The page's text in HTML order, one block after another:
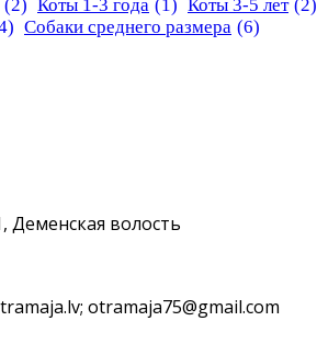
(2) Коты 1-3 года (1) Коты 3-5 лет (2)
Собаки среднего размера (6)
Деменская волость
otramaja75@gmail.com